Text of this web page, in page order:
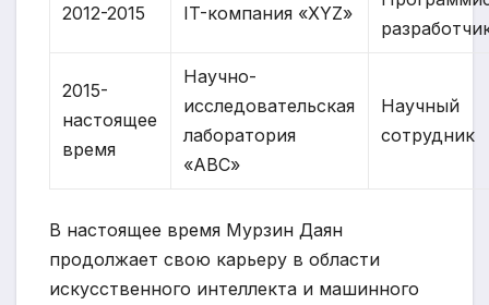
2012-2015 IT-компания «XYZ»
2015-
настоящее
время
Научно-
исследовательская
лаборатория
«ABC»
Научный
сотрудник
В настоящее время Мурзин Даян
продолжает свою карьеру в области
искусственного интеллекта и машинного